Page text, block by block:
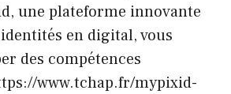
une plateforme innovante
en digital, vous
des compétences
www.tchap.fr/mypixid-